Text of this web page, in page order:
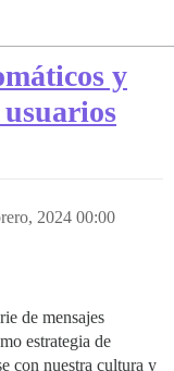
y
2024 00:00
de mensajes
estrategia de
con nuestra cultura y